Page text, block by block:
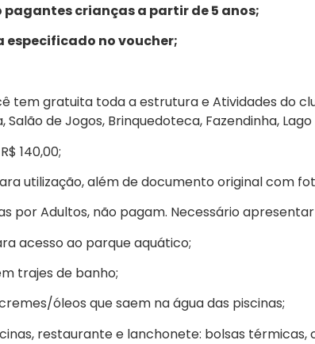
pagantes crianças a partir de 5 anos;
especificado no voucher;
tem gratuita toda a estrutura e Atividades do
Salão de Jogos, Brinquedoteca, Fazendinha,
140,00;
utilização, além de documento original com
por Adultos, não pagam. Necessário
acesso ao parque aquático;
trajes de banho;
óleos que saem na água das piscinas;
restaurante e lanchonete: bolsas térmicas,